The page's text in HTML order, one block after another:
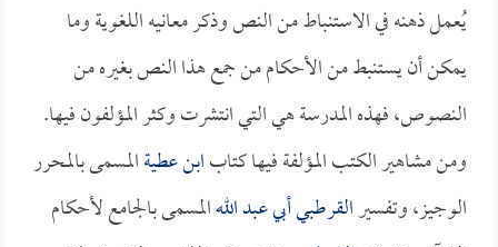
يُعمل ذهنه في الاستنباط من النص وذكر معانيه اللغوية وما
يمكن أن يستنبط من الأحكام من جمع هذا النص بغيره من
النصوص، فهذه المدرسة هي التي انتشرت وكثر المؤلفون فيها.
ومن مشاهير الكتب المؤلفة فيها كتابابن عطيةالمسمى بالمحرر
الوجيز، وتفسيرالقرطبي أبي عبد اللهالمسمى بالجامع لأحكام